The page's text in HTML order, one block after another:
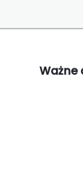
Ważne